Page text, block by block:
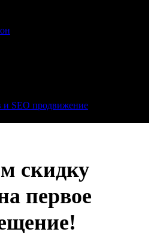
- Duran Studio - салон красоты в
и SEO продвижение
скидку
первое